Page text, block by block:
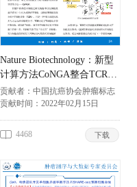
Nature Biotechnology：新型
计算方法CoNGA整合TCR和
转录组促进 新的T细胞亚型
贡献者： 中国抗癌协会肿瘤标志
专业委员会
贡献时间： 2022年02月15日
4468 下载